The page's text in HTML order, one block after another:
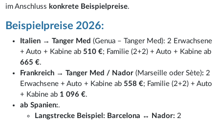
im Anschluss konkrete Beispielpreise.
Beispielpreise 2026:
Italien → Tanger Med (Genua – Tanger Med): 2 Erwachsene
+ Auto + Kabine ab510 €; Familie (2+2) + Auto + Kabine ab
665 €.
Frankreich → Tanger Med / Nador(Marseille oder Sète): 2
Erwachsene + Auto + Kabine ab558 €; Familie (2+2) + Auto
+ Kabine ab 1 096 €.
ab Spanien:.
Langstrecke Beispiel: Barcelona ↔ Nador: 2